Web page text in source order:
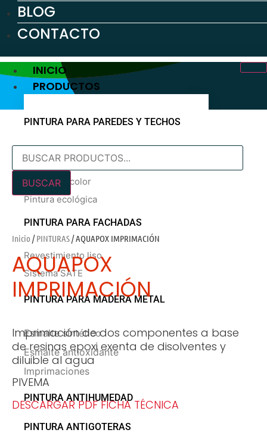
BLOG
CONTACTO
INICIO
PRODUCTOS
PINTURA PARA PAREDES Y TECHOS
Pintura blanca
En oferta
Pintura de color
Pintura ecológica
PINTURA PARA FACHADAS
Revestimiento liso
Sistema SATE
PINTURA PARA MADERA METAL
Esmalte sintético
Esmalte antioxidante
Imprimaciones
PINTURA ANTIHUMEDAD
PINTURA ANTIGOTERAS
Búsqueda
productos
BUSCAR
Inicio /PINTURAS/ AQUAPOX IMPRIMACIÓN
AQUAPOX
IMPRIMACIÓN
Imprimación de dos componentes a base
de resinas epoxi exenta de disolventes y
diluible al agua
PIVEMA
DESCARGAR PDF FICHA TÉCNICA